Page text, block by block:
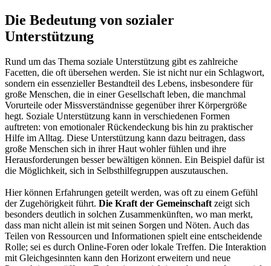
Die Bedeutung von sozialer
Unterstützung
Rund um das Thema soziale Unterstützung gibt es zahlreiche
Facetten, die oft übersehen werden. Sie ist nicht nur ein Schlagwort,
sondern ein essenzieller Bestandteil des Lebens, insbesondere für
große Menschen, die in einer Gesellschaft leben, die manchmal
Vorurteile oder Missverständnisse gegenüber ihrer Körpergröße
hegt. Soziale Unterstützung kann in verschiedenen Formen
auftreten: von emotionaler Rückendeckung bis hin zu praktischer
Hilfe im Alltag. Diese Unterstützung kann dazu beitragen, dass
große Menschen sich in ihrer Haut wohler fühlen und ihre
Herausforderungen besser bewältigen können. Ein Beispiel dafür ist
die Möglichkeit, sich in Selbsthilfegruppen auszutauschen.
Hier können Erfahrungen geteilt werden, was oft zu einem Gefühl
der Zugehörigkeit führt. Die Kraft der Gemeinschaftzeigt sich
besonders deutlich in solchen Zusammenkünften, wo man merkt,
dass man nicht allein ist mit seinen Sorgen und Nöten. Auch das
Teilen von Ressourcen und Informationen spielt eine entscheidende
Rolle; sei es durch Online-Foren oder lokale Treffen. Die Interaktion
mit Gleichgesinnten kann den Horizont erweitern und neue